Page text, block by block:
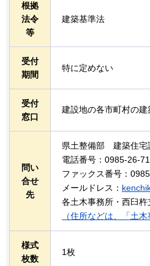
根拠
法令
等
建築基準法
受付
期間
特に定めない
受付
窓口
建設地の各市町村の建
問い
合せ
先
県土整備部 建築住宅
電話番号：0985-26-
ファックス番号：
メールドレス：
各土木事務所・西臼杵
（住所などは、「土
様式
枚数
1枚